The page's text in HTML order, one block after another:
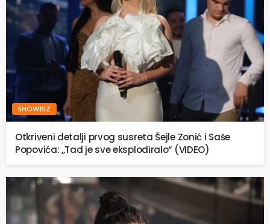
SHOWBIZ
Otkriveni detalji prvog susreta Šejle Zonić i Saše
Popovića: ,,Tad je sve eksplodiralo“ (VIDEO)